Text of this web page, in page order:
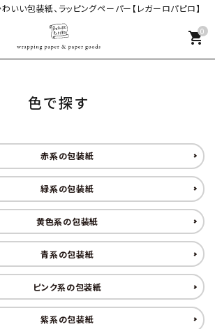
いい包装紙、ラッピングペーパー【レガーロパピロ】
0
shopping_cart
色で探す
赤系の包装紙
緑系の包装紙
黄色系の包装紙
青系の包装紙
ピンク系の包装紙
紫系の包装紙